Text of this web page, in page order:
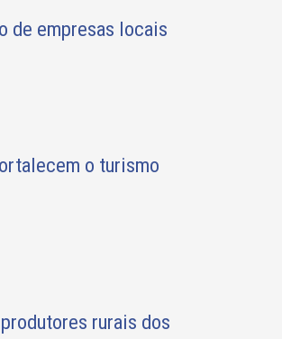
de empresas locais
o turismo
rurais dos